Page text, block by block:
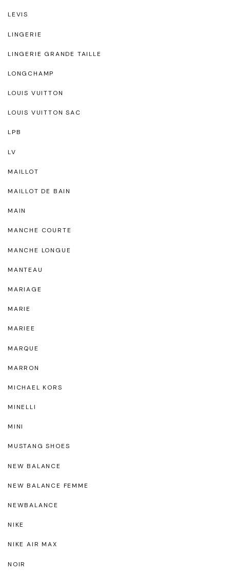
LEVIS
LINGERIE
LINGERIE GRANDE TAILLE
LONGCHAMP
LOUIS VUITTON
LOUIS VUITTON SAC
LPB
LV
MAILLOT
MAILLOT DE BAIN
MAIN
MANCHE COURTE
MANCHE LONGUE
MANTEAU
MARIAGE
MARIE
MARIEE
MARQUE
MARRON
MICHAEL KORS
MINELLI
MINI
MUSTANG SHOES
NEW BALANCE
NEW BALANCE FEMME
NEWBALANCE
NIKE
NIKE AIR MAX
NOIR